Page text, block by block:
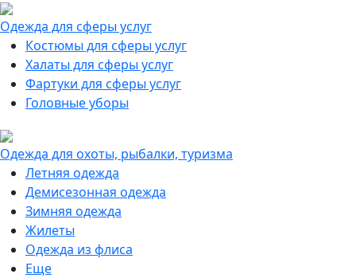
Одежда для сферы услуг
Костюмы для сферы услуг
Халаты для сферы услуг
Фартуки для сферы услуг
Головные уборы
Одежда для охоты, рыбалки, туризма
Летняя одежда
Демисезонная одежда
Зимняя одежда
Жилеты
Одежда из флиса
Еще